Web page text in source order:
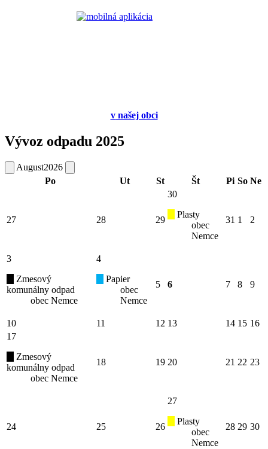
vnašej obci
Vývoz odpadu 2025
August2026
Po
Ut St Št Pi So Ne
27 28 29
30
Plasty
obec
Nemce
31 1 2
3
Zmesový
komunálny odpad
obec Nemce
4
Papier
obec
Nemce
5 6 7 8 9
10 11 12 13 14 15 16
17
Zmesový
komunálny odpad
obec Nemce
18 19 20 21 22 23
24 25 26
27
Plasty
obec
Nemce
28 29 30